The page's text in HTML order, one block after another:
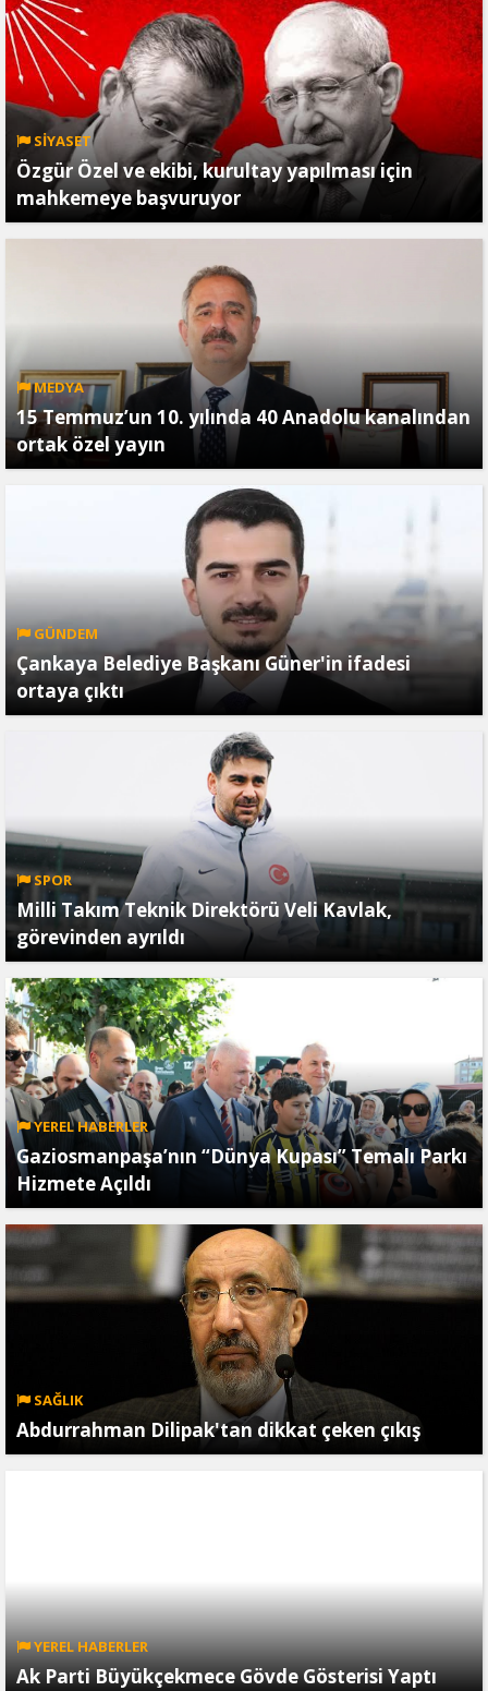
SİYASET
Özgür Özel ve ekibi, kurultay yapılması için
mahkemeye başvuruyor
MEDYA
15 Temmuz’un 10. yılında 40 Anadolu kanalından
ortak özel yayın
GÜNDEM
Çankaya Belediye Başkanı Güner'in ifadesi
ortaya çıktı
SPOR
Milli Takım Teknik Direktörü Veli Kavlak,
görevinden ayrıldı
YEREL HABERLER
Gaziosmanpaşa’nın “Dünya Kupası” Temalı Parkı
Hizmete Açıldı
SAĞLIK
Abdurrahman Dilipak'tan dikkat çeken çıkış
YEREL HABERLER
Ak Parti Büyükçekmece Gövde Gösterisi Yaptı